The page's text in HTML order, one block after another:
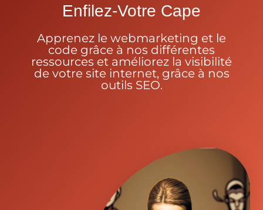
Enfilez-Votre Cape
Apprenez le webmarketing et le
code grâce à nos différentes
ressources et améliorez la visibilité
de votre site internet, grâce à nos
outils SEO.